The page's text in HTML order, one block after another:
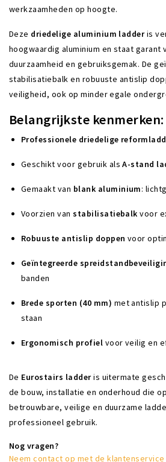
werkzaamheden op hoogte.
Deze driedelige aluminium ladderis
hoogwaardig aluminium en staat
duurzaamheid en gebruiksgemak. De
stabilisatiebalk en robuuste antislip
veiligheid, ook op minder egale
Belangrijkste kenmerken:
Professionele driedelige
Geschikt voor gebruik alsA-stand
Gemaakt van blank aluminium:
Voorzien vanstabilisatiebalk voor
Robuuste antislip doppen voor
Geïntegreerde
banden
Brede sporten (40 mm) met antislip
staan
Ergonomisch profiel voor veilig en
De Eurostairs ladderis uitermate
de bouw, installatie en onderhoud die
betrouwbare, veilige en duurzame
professioneel gebruik.
Nog vragen?
Neem contact op met de klantenservice